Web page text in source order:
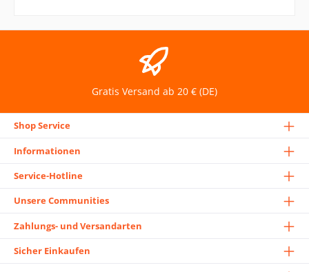
Gratis Versand ab 20 € (DE)
Shop Service
Informationen
Service-Hotline
Unsere Communities
Zahlungs- und Versandarten
Sicher Einkaufen